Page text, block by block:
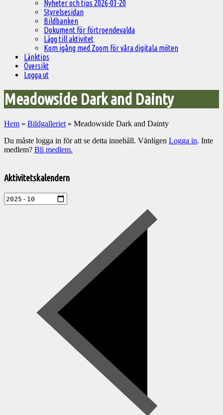
Nyheter och tips 2026-03-20
Styrelsesidan
Bildbanken
Dokument för förtroendevalda
Lägg till aktivitet
Kom igång med Zoom för våra digitala möten
Länktips
Översikt
Logga ut
Meadowside Dark and Dainty
Hem » Bildgalleriet » Meadowside Dark and Dainty
Du måste logga in för att se detta innehåll. Vänligen Logga in. Inte
medlem? Bli medlem.
till
aktiviteter
Aktivitetskalendern